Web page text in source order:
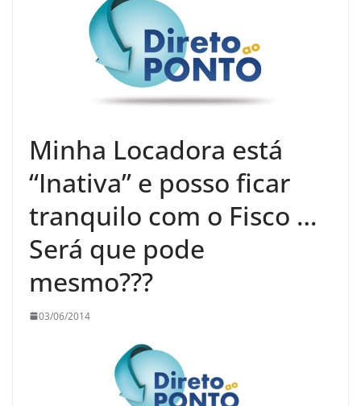
Minha Locadora está
“Inativa” e posso ficar
tranquilo com o Fisco …
Será que pode
mesmo???
03/06/2014